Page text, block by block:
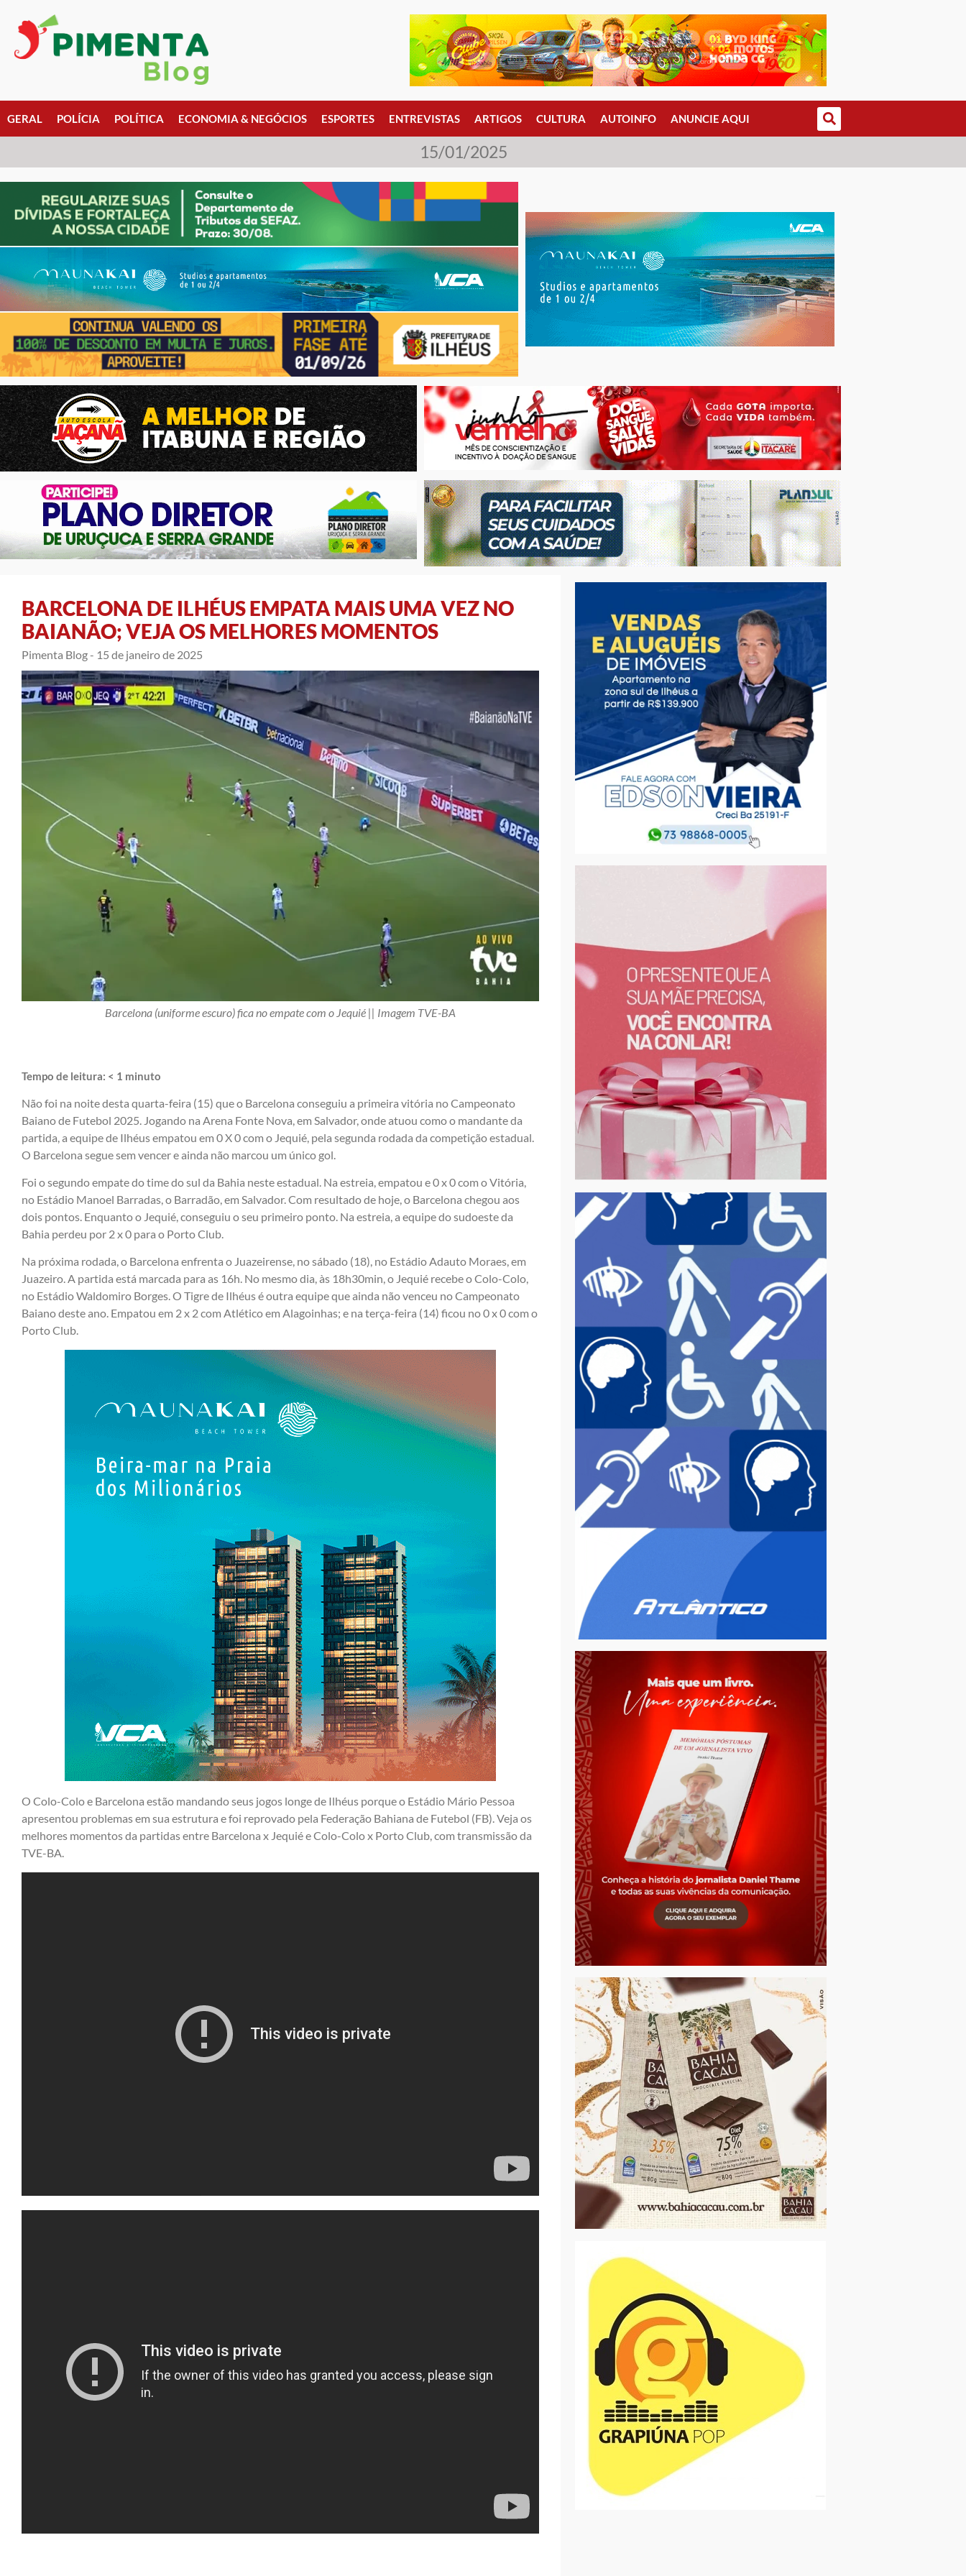
GERAL POLÍCIA POLÍTICA ECONOMIA & NEGÓCIOS ESPORTES ENTREVISTAS ARTIGOS CULTURA AUTOINFO ANUNCIE AQUI
15/01/2025
BARCELONA DE ILHÉUS EMPATA MAIS UMA VEZ NO
BAIANÃO; VEJA OS MELHORES MOMENTOS
Pimenta Blog - 15 de janeiro de 2025
Barcelona (uniforme escuro) fica no empate com o Jequié || Imagem TVE-BA
Tempo de leitura: < 1 minuto
Não foi na noite desta quarta-feira (15) que o Barcelona conseguiu a primeira vitória no Campeonato
Baiano de Futebol 2025. Jogando na Arena Fonte Nova, em Salvador, onde atuou como o mandante da
partida, a equipe de Ilhéus empatou em 0 X 0 com o Jequié, pela segunda rodada da competição estadual.
O Barcelona segue sem vencer e ainda não marcou um único gol.
Foi o segundo empate do time do sul da Bahia neste estadual. Na estreia, empatou e 0 x 0 com o Vitória,
no Estádio Manoel Barradas, o Barradão, em Salvador. Com resultado de hoje, o Barcelona chegou aos
dois pontos. Enquanto o Jequié, conseguiu o seu primeiro ponto. Na estreia, a equipe do sudoeste da
Bahia perdeu por 2 x 0 para o Porto Club.
Na próxima rodada, o Barcelona enfrenta o Juazeirense, no sábado (18), no Estádio Adauto Moraes, em
Juazeiro. A partida está marcada para as 16h. No mesmo dia, às 18h30min, o Jequié recebe o Colo-Colo,
no Estádio Waldomiro Borges. O Tigre de Ilhéus é outra equipe que ainda não venceu no Campeonato
Baiano deste ano. Empatou em 2 x 2 com Atlético em Alagoinhas; e na terça-feira (14) ficou no 0 x 0 com o
Porto Club.
O Colo-Colo e Barcelona estão mandando seus jogos longe de Ilhéus porque o Estádio Mário Pessoa
apresentou problemas em sua estrutura e foi reprovado pela Federação Bahiana de Futebol (FB). Veja os
melhores momentos da partidas entre Barcelona x Jequié e Colo-Colo x Porto Club, com transmissão da
TVE-BA.